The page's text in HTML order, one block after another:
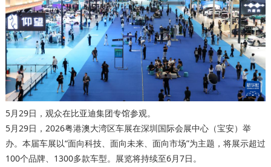
5月29日，观众在比亚迪集团专馆参观。
5月29日，2026粤港澳大湾区车展在深圳国际会展中心（宝安）举
办。本届车展以“面向科技、面向未来、面向市场”为主题，将展示超过
100个品牌、1300多款车型。展览将持续至6月7日。